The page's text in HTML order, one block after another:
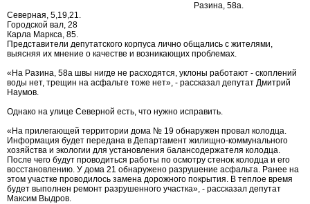
Разина, 58а.
Северная, 5,19,21.
Городской вал, 28
Карла Маркса, 85.
Представители депутатского корпуса лично общались с жителями,
выясняя их мнение о качестве и возникающих проблемах.
«На Разина, 58а швы нигде не расходятся, уклоны работают - скоплений
воды нет, трещин на асфальте тоже нет», - рассказал депутат Дмитрий
Наумов.
Однако на улице Северной есть, что нужно исправить.
«На прилегающей территории дома № 19 обнаружен провал колодца.
Информация будет передана в Департамент жилищно-коммунального
хозяйства и экологии для установления балансодержателя колодца.
После чего будут проводиться работы по осмотру стенок колодца и его
восстановлению. У дома 21 обнаружено разрушение асфальта. Ранее на
этом участке проводилось замена дорожного покрытия. В теплое время
будет выполнен ремонт разрушенного участка», - рассказал депутат
Максим Выдров.